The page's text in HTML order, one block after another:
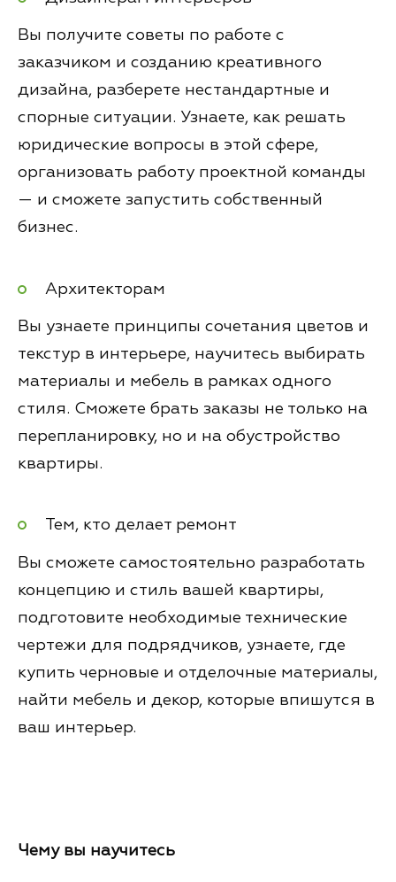
Вы получите советы по работе с
заказчиком и созданию креативного
дизайна, разберете нестандартные и
спорные ситуации. Узнаете, как решать
юридические вопросы в этой сфере,
организовать работу проектной команды
— и сможете запустить собственный
бизнес.
Архитекторам
Вы узнаете принципы сочетания цветов и
текстур в интерьере, научитесь выбирать
материалы и мебель в рамках одного
стиля. Сможете брать заказы не только на
перепланировку, но и на обустройство
квартиры.
Тем, кто делает ремонт
Вы сможете самостоятельно разработать
концепцию и стиль вашей квартиры,
подготовите необходимые технические
чертежи для подрядчиков, узнаете, где
купить черновые и отделочные материалы,
найти мебель и декор, которые впишутся в
ваш интерьер.
Чему вы научитесь